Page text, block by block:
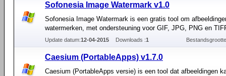
Sofonesia Image Watermark v1.0
Sofonesia Image Watermark is een gratis tool om
watermerken, met ondersteuning voor GIF, JPG, PNG en
Update datum:12-04-2015 Downloads :1
Caesium (PortableApps) v1.7.0
Caesium (PortableApps versie) is een tool dat afbeeldingen